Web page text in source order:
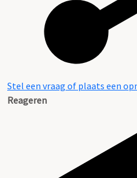
Stel een vraag of plaats een
Reageren